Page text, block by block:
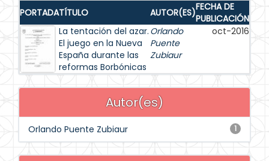
PORTADATÍTULO AUTOR(ES)FECHA DE
PUBLICACIÓN
La tentación del azar.
El juego en la Nueva
España durante las
reformas Borbónicas
Orlando
Puente
Zubiaur
oct-2016
Autor(es)
1
Orlando Puente Zubiaur